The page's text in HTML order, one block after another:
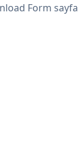
Form